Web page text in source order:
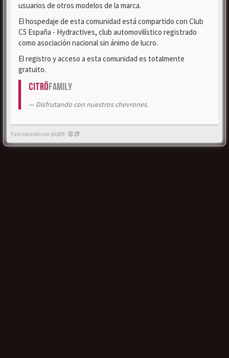
usuarios de otros modelos de la marca.
El hospedaje de esta comunidad está compartido con Club
C5 España - Hydractives, club automovilístico registrado
como asociación nacional sin ánimo de lucro.
El registro y acceso a esta comunidad es totalmente
gratuito.
CitröFamily
Disfrutando con nuestros chevrones.
Funcionando con phpBB -